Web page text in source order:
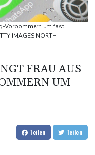
Kriegsverbrechen in
auf Verdi-
Produzenten müssen 53
"uneingeschränkt" hinter
Vorpommern um fast
IMAGES NORTH
FRAU AUS
UM
Teilen Teilen